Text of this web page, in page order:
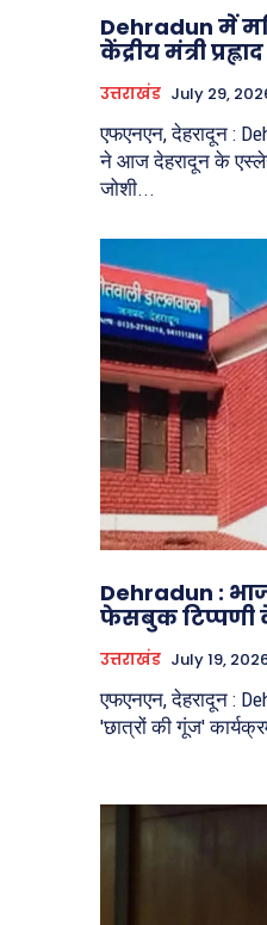
Dehradun में
केंद्रीय मंत्री
उत्तराखंड July 29,
एफएनएन, देहरादून :
ने आज देहरादून के
जोशी...
Dehradun :
फेसबुक टिप्पणी
उत्तराखंड July 19,
एफएनएन, देहरादून :
'छात्रों की गूंज'